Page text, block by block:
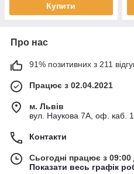
Купити
Про нас
91% позитивних з 211
Працює з 02.04.2021
м. Львів
вул. Наукова 7А, оф. каб.
Контакти
Сьогодні працює з 09:00
Показати весь графік